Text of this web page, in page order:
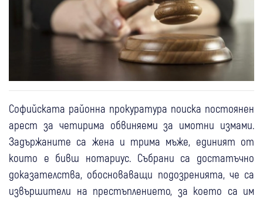
Софийската районна прокуратура поиска постоянен
арест за четирима обвиняеми за имотни измами.
Задържаните са жена и трима мъже, единият от
които е бивш нотариус. Събрани са достатъчно
доказателства, обосноваващи подозренията, че са
извършители на престъплението, за което са им